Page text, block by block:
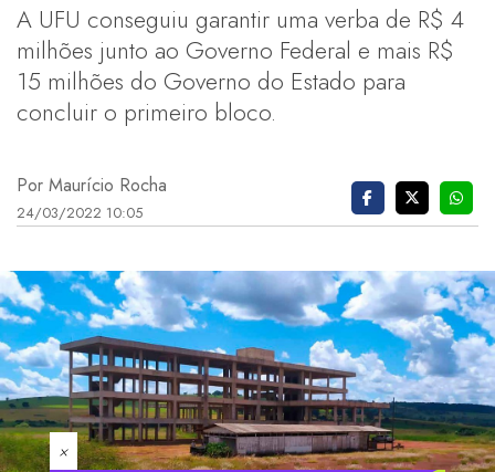
A UFU conseguiu garantir uma verba de R$ 4
milhões junto ao Governo Federal e mais R$
15 milhões do Governo do Estado para
concluir o primeiro bloco.
Por Maurício Rocha
24/03/2022 10:05
×